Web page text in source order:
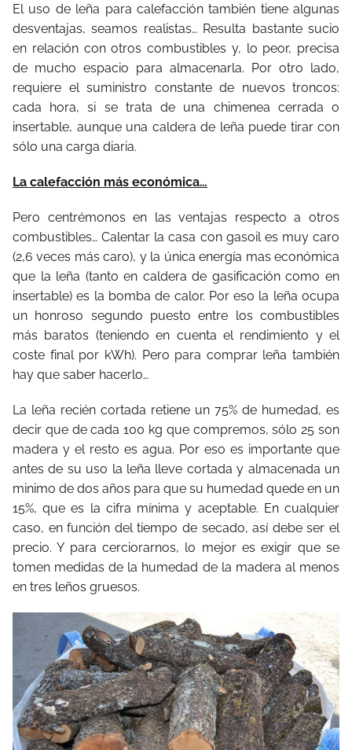
El uso de leña para calefacción también tiene algunas
desventajas, seamos realistas… Resulta bastante sucio
en relación con otros combustibles y, lo peor, precisa
de mucho espacio para almacenarla. Por otro lado,
requiere el suministro constante de nuevos troncos:
cada hora, si se trata de una chimenea cerrada o
insertable, aunque una caldera de leña puede tirar con
sólo una carga diaria.
La calefacción más económica…
Pero centrémonos en las ventajas respecto a otros
combustibles… Calentar la casa con gasoil es muy caro
(2,6 veces más caro), y la única energía mas económica
que la leña (tanto en caldera de gasificación como en
insertable) es la bomba de calor. Por eso la leña ocupa
un honroso segundo puesto entre los combustibles
más baratos (teniendo en cuenta el rendimiento y el
coste final por kWh). Pero para comprar leña también
hay que saber hacerlo…
La leña recién cortada retiene un 75% de humedad, es
decir que de cada 100 kg que compremos, sólo 25 son
madera y el resto es agua. Por eso es importante que
antes de su uso la leña lleve cortada y almacenada un
minimo de dos años para que su humedad quede en un
15%, que es la cifra mínima y aceptable. En cualquier
caso, en función del tiempo de secado, así debe ser el
precio. Y para cerciorarnos, lo mejor es exigir que se
tomen medidas de la humedad de la madera al menos
en tres leños gruesos.